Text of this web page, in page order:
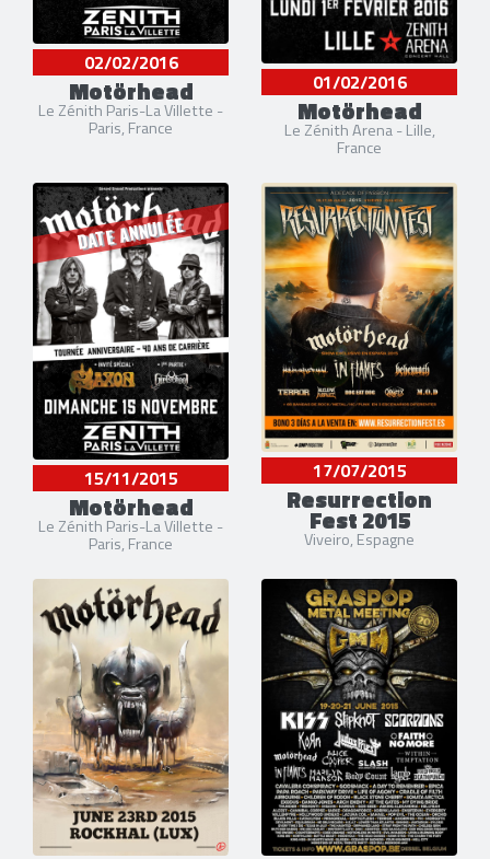
02/02/2016
Motörhead
Le Zénith Paris-La Villette -
Paris, France
01/02/2016
Motörhead
Le Zénith Arena - Lille,
France
15/11/2015
Motörhead
Le Zénith Paris-La Villette -
Paris, France
DATE ANNULÉE
17/07/2015
Resurrection
Fest 2015
Viveiro, Espagne